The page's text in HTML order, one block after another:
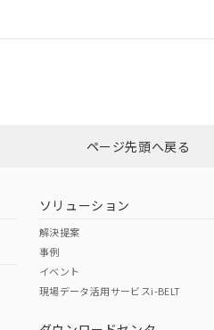
ロードはこちらページ先頭へ戻る
ソリューション
解決提案
事例
イベント
現場データ活用サービスi-BELT